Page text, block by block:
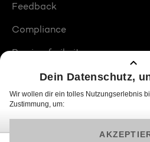
Feedback
Compliance
Barrierefreiheit
Produktplatzierungen